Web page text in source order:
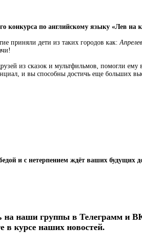
конкурса по английскому языку «Лев на
приняли дети из таких городов как:
из сказок и мультфильмов, помогли
и вы способны достичь еще больших
и с нетерпением ждёт ваших будущих
на наши группы в Телеграмм и
в курсе наших новостей.